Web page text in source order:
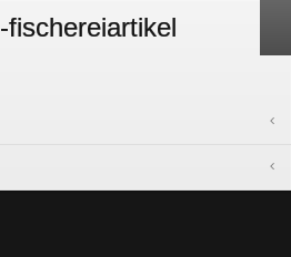
-fischereiartikel